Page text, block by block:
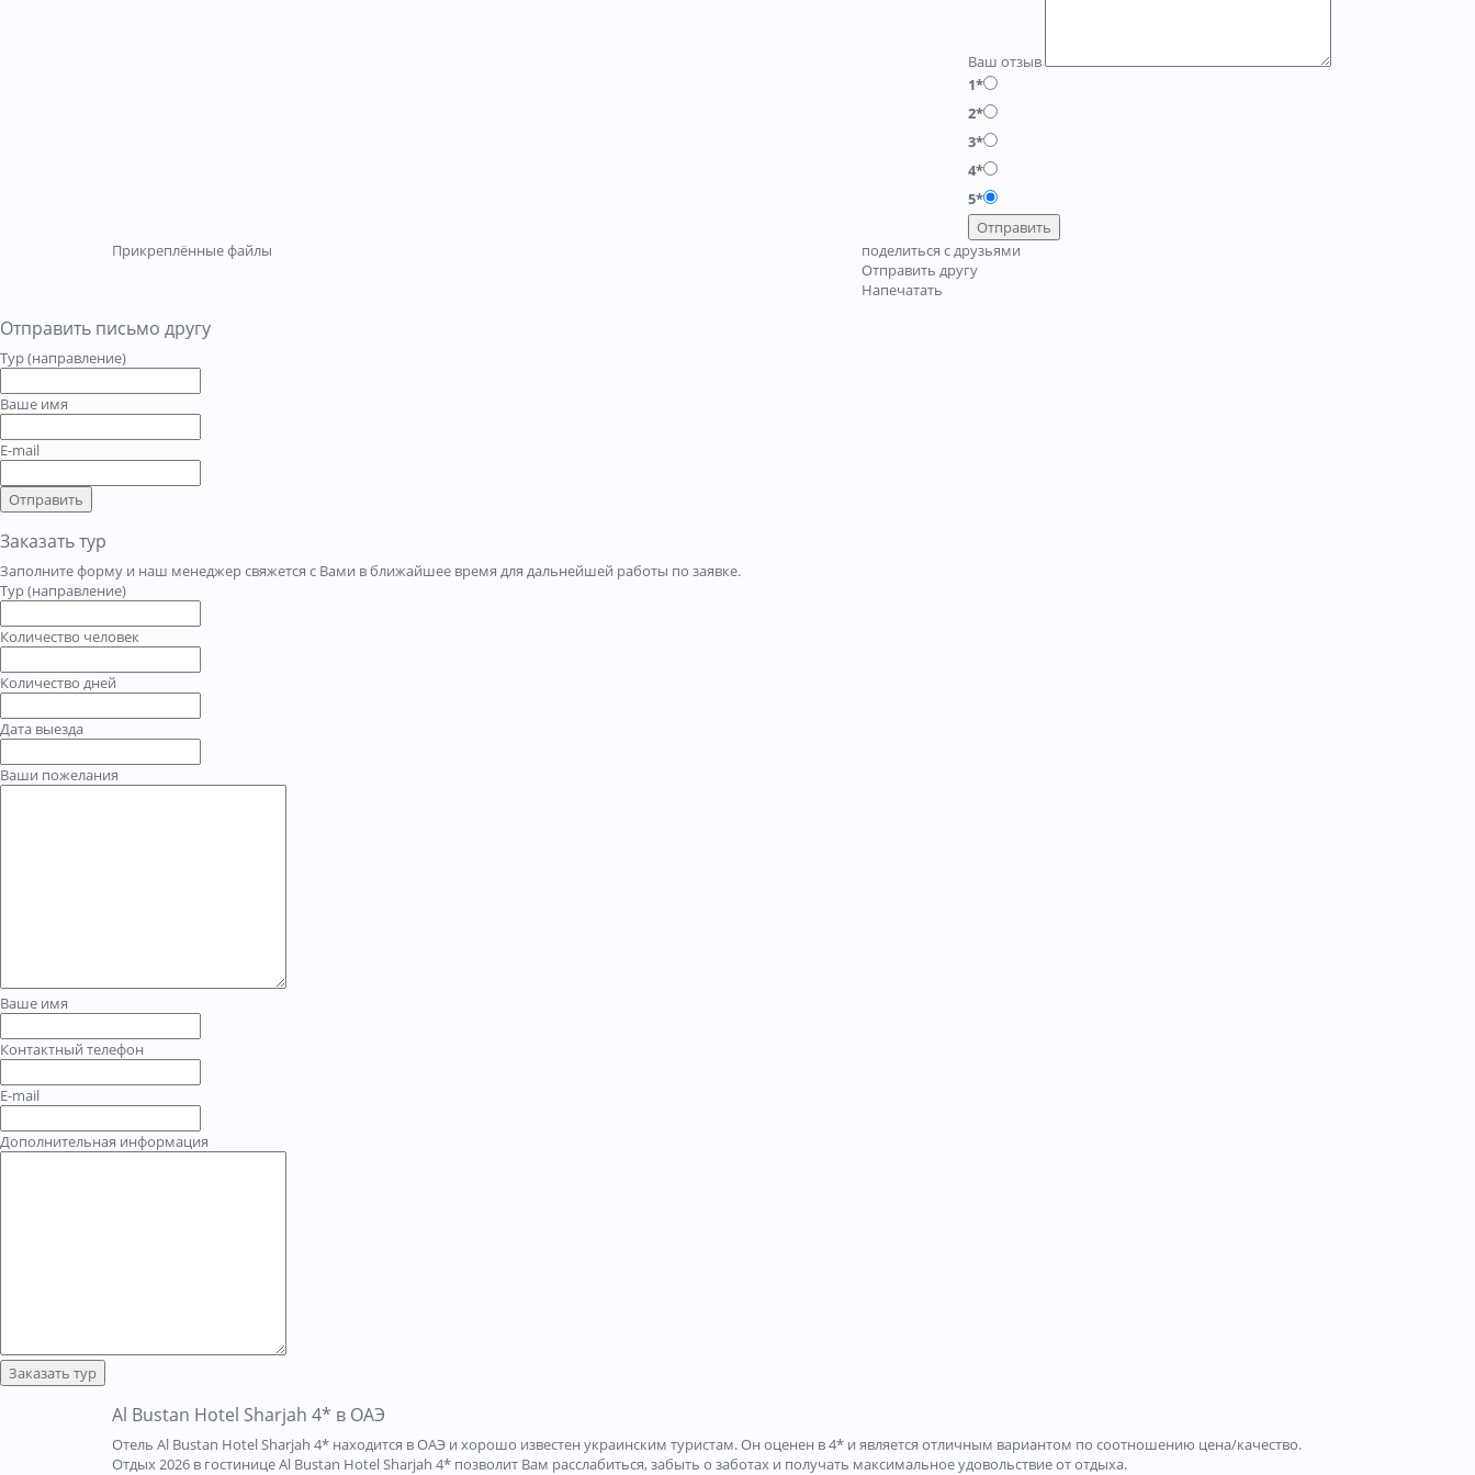
Ваш отзыв
1*
2*
3*
4*
5*
Отправить
Прикреплённые файлы
поделиться с друзьями
Отправить другу
Напечатать
Отправить письмо другу
Тур (направление)
Ваше имя
E-mail
Отправить
Заказать тур
Заполните форму и наш менеджер свяжется с Вами в ближайшее время для дальнейшей работы по заявке.
Тур (направление)
Количество человек
Количество дней
Дата выезда
Ваши пожелания
Ваше имя
Контактный телефон
E-mail
Дополнительная информация
Заказать тур
Al Bustan Hotel Sharjah 4* в ОАЭ
Отель Al Bustan Hotel Sharjah 4* находится в ОАЭ и хорошо известен украинским туристам. Он оценен в 4* и является отличным вариантом по соотношению цена/качество.
Отдых 2026 в гостинице Al Bustan Hotel Sharjah 4* позволит Вам расслабиться, забыть о заботах и получать максимальное удовольствие от отдыха.